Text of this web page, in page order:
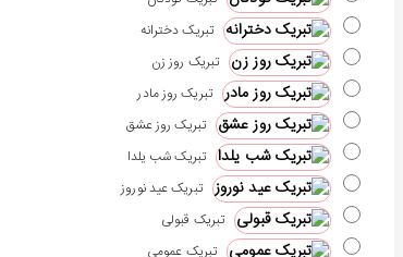
تبریک دخترانه
تبریک روز زن
تبریک روز مادر
تبریک روز عشق
تبریک شب یلدا
تبریک عید نوروز
تبریک قبولی
تبریک عمومی